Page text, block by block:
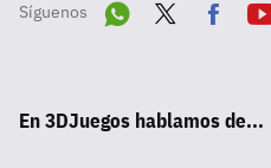
Síguenos
pp
ok
En 3DJuegos hablamos de...